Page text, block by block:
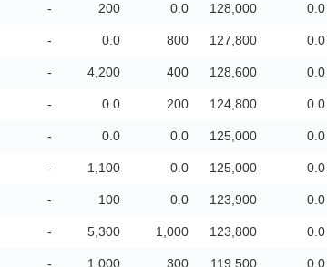
- 200 0.0 128,000 0.0
- 0.0 800 127,800 0.0
- 4,200 400 128,600 0.0
- 0.0 200 124,800 0.0
- 0.0 0.0 125,000 0.0
- 1,100 0.0 125,000 0.0
- 100 0.0 123,900 0.0
- 5,300 1,000 123,800 0.0
- 1,000 300 119,500 0.0